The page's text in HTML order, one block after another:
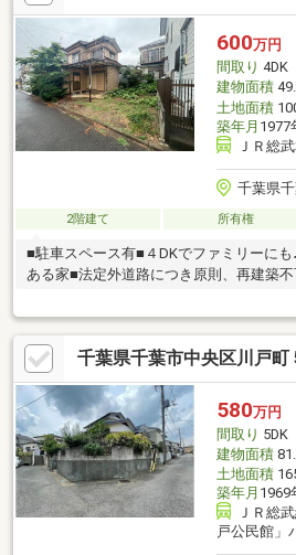
600万円
間取り 4DK
建物面積
土地面積
築年月 1977
ＪＲ総
千葉県
2階建て 所有権
■駐車スペース有■４DKでファミリーに
ある家■法定外道路につき原則、再建築
千葉県千葉市中央区川戸町
580万円
間取り 5DK
建物面積
土地面積
築年月 1969
ＪＲ総
戸公民館」